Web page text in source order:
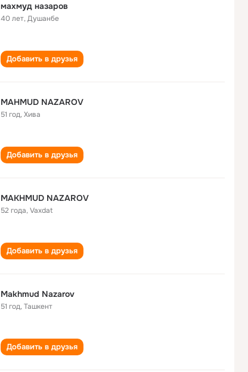
махмуд назаров
40 лет,Душанбе
Добавить в друзья
MAHMUD NAZAROV
51 год,Хива
Добавить в друзья
MAKHMUD NAZAROV
52 года,Vaxdat
Добавить в друзья
Makhmud Nazarov
51 год,Ташкент
Добавить в друзья